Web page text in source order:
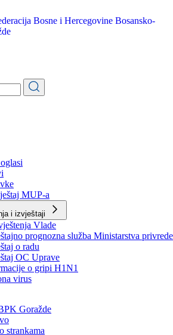
MUP-a
i izvještaji
Vlade
prognozna služba Ministarstva privrede
o radu
OC Uprave
o gripi H1N1
virus